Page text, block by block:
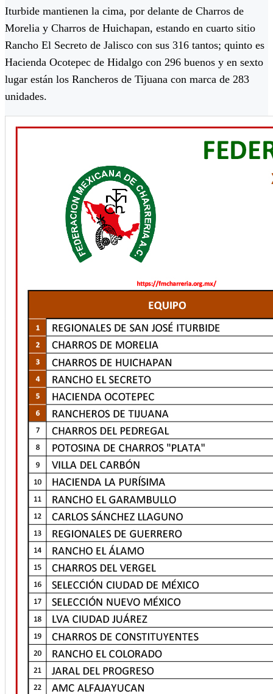
Iturbide mantienen la cima, por delante de Charros de
Morelia y Charros de Huichapan, estando en cuarto sitio
Rancho El Secreto de Jalisco con sus 316 tantos; quinto es
Hacienda Ocotepec de Hidalgo con 296 buenos y en sexto
lugar están los Rancheros de Tijuana con marca de 283
unidades.